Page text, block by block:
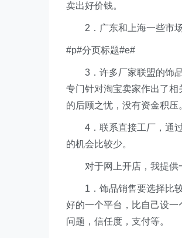
卖出好价钱。
2．广东和上海一些市场
#p#分页标题#e#
3．许多厂家联盟的饰品
专门针对淘宝卖家作出了
的后顾之忧，没有资金积压
4．联系直接工厂，通过
的机会比较少。
对于网上开店，我提供
1．饰品销售要选择比较
好的一个平台，比自己设
问题，信任度，支付等。